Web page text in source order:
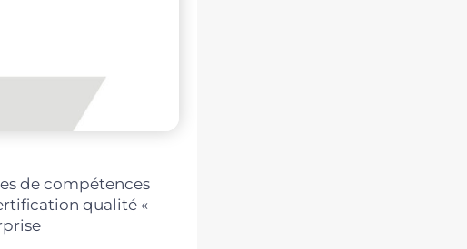
de compétences
qualité «